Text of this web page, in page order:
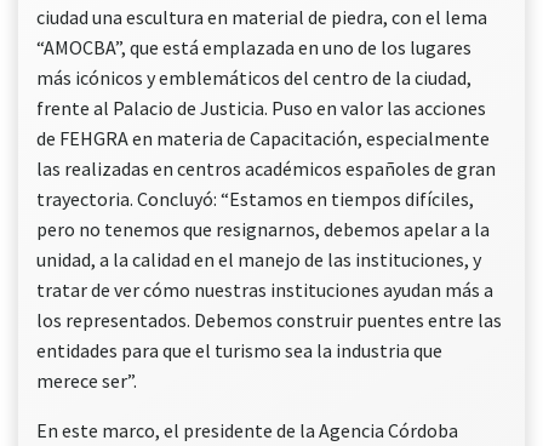
ciudad una escultura en material de piedra, con el lema
“AMOCBA”, que está emplazada en uno de los lugares
más icónicos y emblemáticos del centro de la ciudad,
frente al Palacio de Justicia. Puso en valor las acciones
de FEHGRA en materia de Capacitación, especialmente
las realizadas en centros académicos españoles de gran
trayectoria. Concluyó: “Estamos en tiempos difíciles,
pero no tenemos que resignarnos, debemos apelar a la
unidad, a la calidad en el manejo de las instituciones, y
tratar de ver cómo nuestras instituciones ayudan más a
los representados. Debemos construir puentes entre las
entidades para que el turismo sea la industria que
merece ser”.
En este marco, el presidente de la Agencia Córdoba